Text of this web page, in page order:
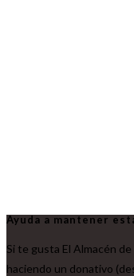
Ayuda a mantener
Si te gusta El Almacén
haciendo un donativo